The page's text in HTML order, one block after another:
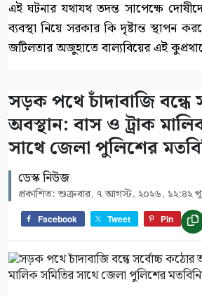
এই ঘটনার যথাযথ তদন্ত সাপেক্ষে
ব্যবস্থা নিয়ে সরকার কি দৃষ্টান্ত স্থাপন
জটিলতার অজুহাতে বাল্যবিয়ের এই
সড়ক পথে চাঁদাবাজি বন্ধে
অবস্থান: বাস ও ট্রাক
সাথে জেলা পুলিশের
ডেস্ক নিউজ
প্রকাশিত: শুক্রবার, ৭ আগস্ট, ২০২৬, ১২:৪২
Facebook Tweet Pin